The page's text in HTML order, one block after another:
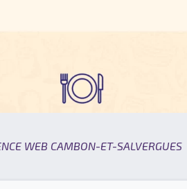
WEB CAMBON-ET-SALVERGUES